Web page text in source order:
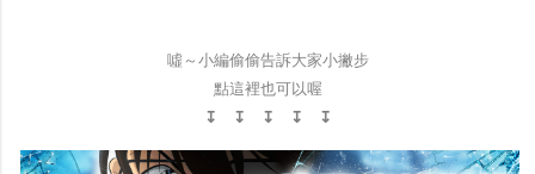
噓～小編偷偷告訴大家小撇步
點這裡也可以喔
↧ ↧ ↧ ↧ ↧